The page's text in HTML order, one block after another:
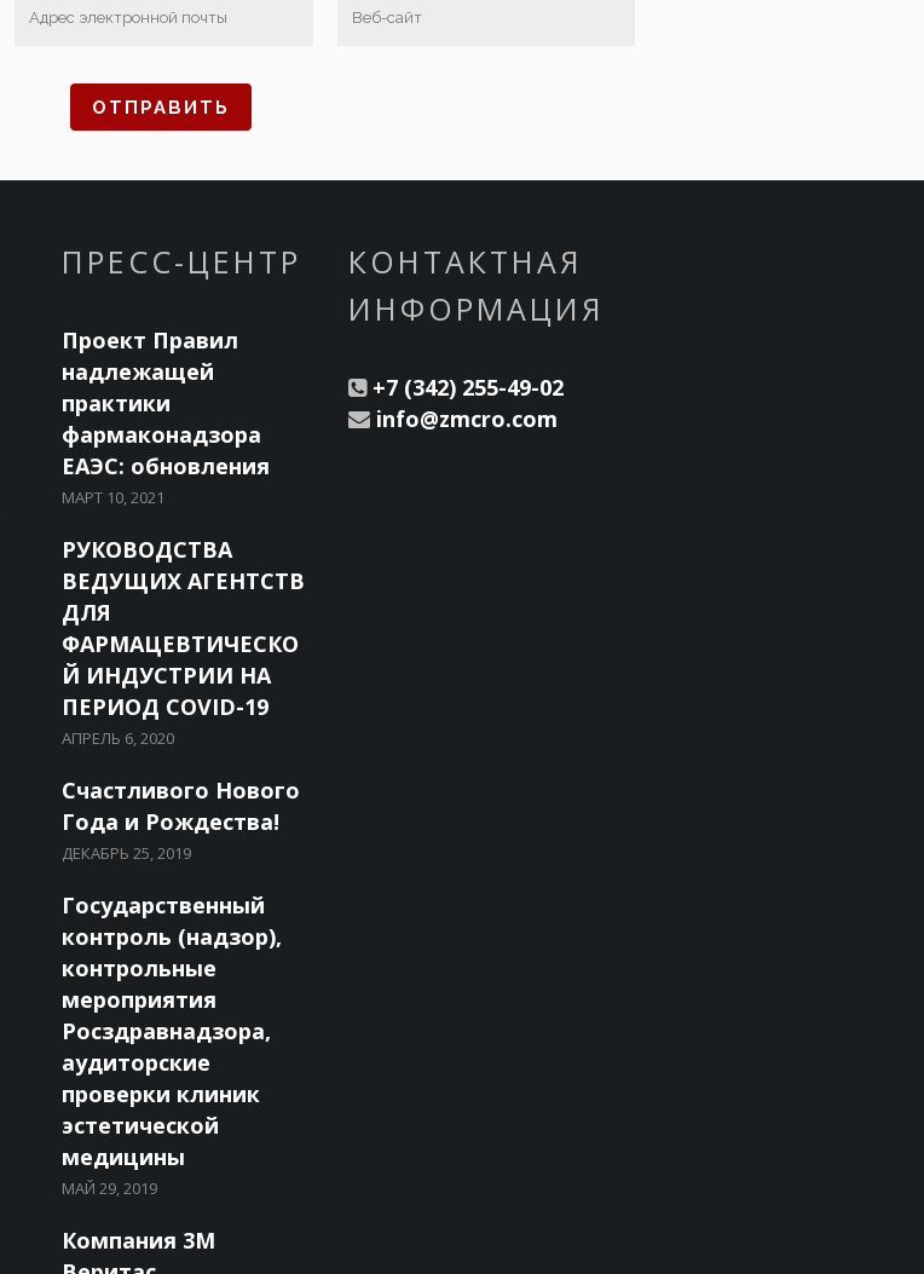
ПРЕСС-ЦЕНТР
Проект Правил
надлежащей
практики
фармаконадзора
ЕАЭС: обновления
МАРТ 10, 2021
РУКОВОДСТВА
ВЕДУЩИХ АГЕНТСТВ
ДЛЯ
ФАРМАЦЕВТИЧЕСКО
Й ИНДУСТРИИ НА
ПЕРИОД COVID-19
АПРЕЛЬ 6, 2020
Счастливого Нового
Года и Рождества!
ДЕКАБРЬ 25, 2019
Государственный
контроль (надзор),
контрольные
мероприятия
Росздравнадзора,
аудиторские
проверки клиник
эстетической
медицины
МАЙ 29, 2019
Компания 3М
КОНТАКТНАЯ
ИНФОРМАЦИЯ
+7 (342) 255-49-02
info@zmcro.com